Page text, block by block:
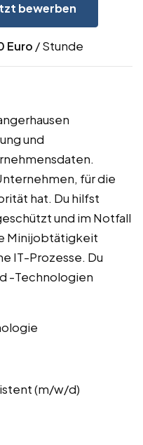
bewerben
Euro / Stunde
und
für die
hat. Du hilfst
und im Notfall
Minijobtätigkeit
IT-Prozesse. Du
-Technologien
(m/w/d)